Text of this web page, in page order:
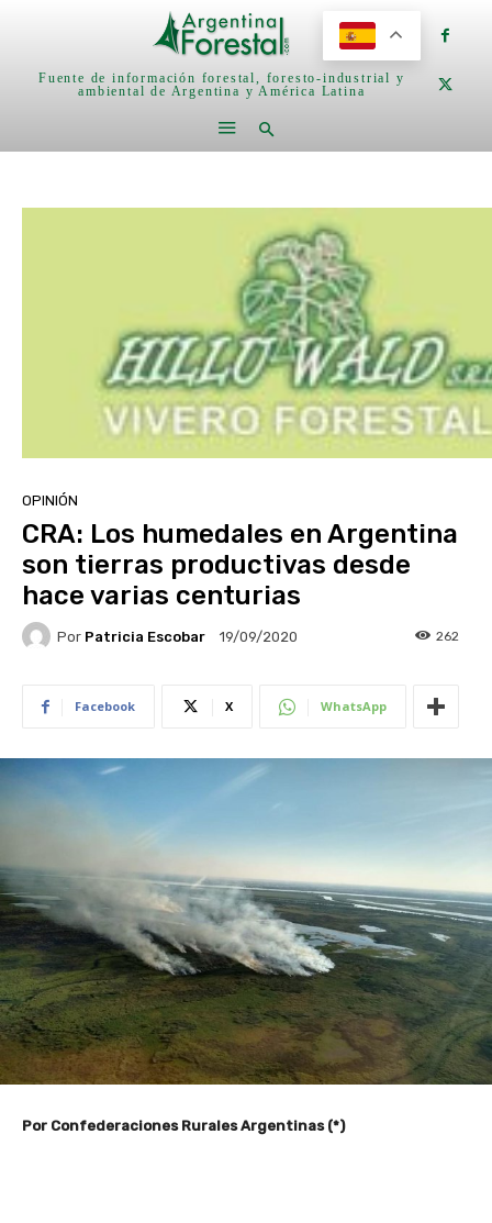
Fuente de información forestal, foresto-industrial y
ambiental de Argentina y América Latina
OPINIÓN
CRA: Los humedales en Argentina
son tierras productivas desde
hace varias centurias
Por Patricia Escobar 19/09/2020 262
Facebook X WhatsApp
Por Confederaciones Rurales Argentinas (*)